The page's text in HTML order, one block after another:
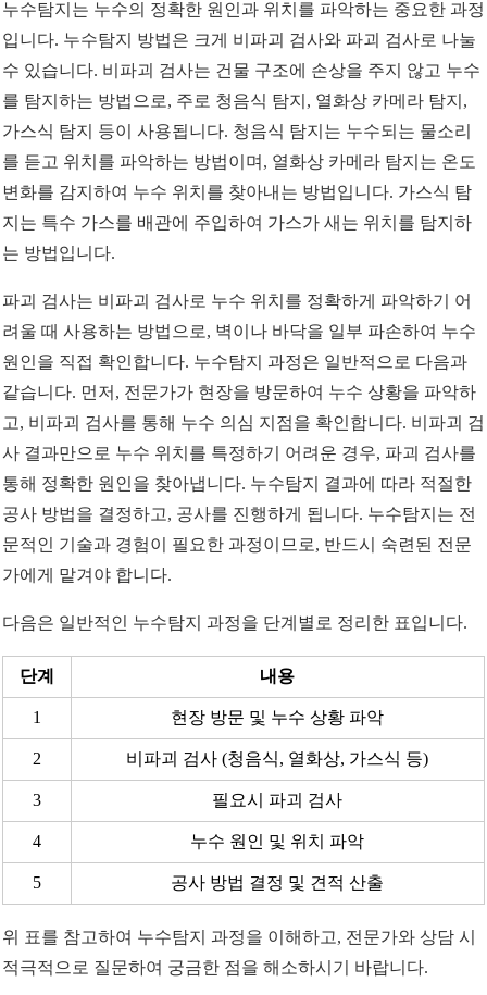
누수탐지는 누수의 정확한 원인과 위치를 파악하는 중요한 과정
입니다. 누수탐지 방법은 크게 비파괴 검사와 파괴 검사로 나눌
수 있습니다. 비파괴 검사는 건물 구조에 손상을 주지 않고 누수
를 탐지하는 방법으로, 주로 청음식 탐지, 열화상 카메라 탐지,
가스식 탐지 등이 사용됩니다. 청음식 탐지는 누수되는 물소리
를 듣고 위치를 파악하는 방법이며, 열화상 카메라 탐지는 온도
변화를 감지하여 누수 위치를 찾아내는 방법입니다. 가스식 탐
지는 특수 가스를 배관에 주입하여 가스가 새는 위치를 탐지하
는 방법입니다.
파괴 검사는 비파괴 검사로 누수 위치를 정확하게 파악하기 어
려울 때 사용하는 방법으로, 벽이나 바닥을 일부 파손하여 누수
원인을 직접 확인합니다. 누수탐지 과정은 일반적으로 다음과
같습니다. 먼저, 전문가가 현장을 방문하여 누수 상황을 파악하
고, 비파괴 검사를 통해 누수 의심 지점을 확인합니다. 비파괴 검
사 결과만으로 누수 위치를 특정하기 어려운 경우, 파괴 검사를
통해 정확한 원인을 찾아냅니다. 누수탐지 결과에 따라 적절한
공사 방법을 결정하고, 공사를 진행하게 됩니다. 누수탐지는 전
문적인 기술과 경험이 필요한 과정이므로, 반드시 숙련된 전문
가에게 맡겨야 합니다.
다음은 일반적인 누수탐지 과정을 단계별로 정리한 표입니다.
단계 내용
1 현장 방문 및 누수 상황 파악
2 비파괴 검사 (청음식, 열화상, 가스식 등)
3 필요시 파괴 검사
4 누수 원인 및 위치 파악
5 공사 방법 결정 및 견적 산출
위 표를 참고하여 누수탐지 과정을 이해하고, 전문가와 상담 시
적극적으로 질문하여 궁금한 점을 해소하시기 바랍니다.